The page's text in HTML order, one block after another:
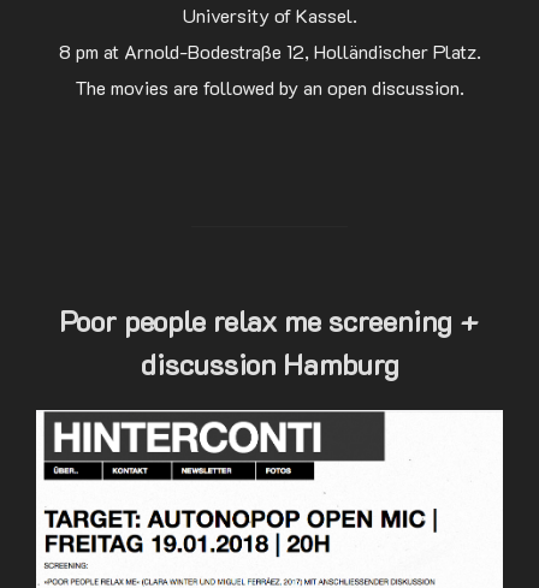
University of Kassel.
8 pm at Arnold-Bodestraße 12, Holländischer Platz.
The movies are followed by an open discussion.
Poor people relax me screening +
discussion Hamburg